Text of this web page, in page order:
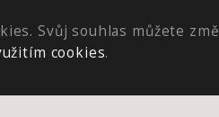
Svůj souhlas můžete
cookies.